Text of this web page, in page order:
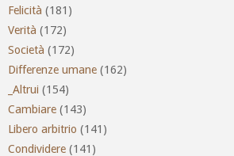
Felicità (181)
Verità (172)
Società (172)
Differenze umane (162)
_Altrui (154)
Cambiare (143)
Libero arbitrio (141)
Condividere (141)